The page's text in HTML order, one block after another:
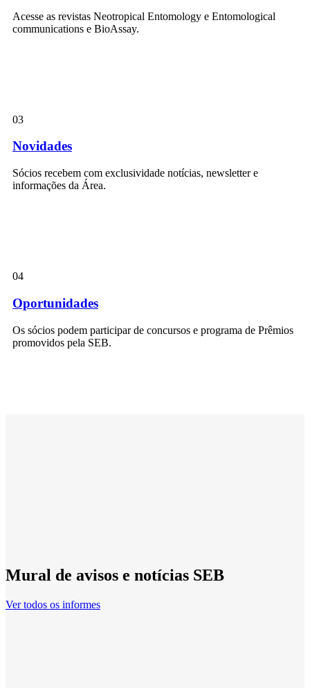
Acesse as revistas Neotropical Entomology e Entomological
communications e BioAssay.
03
Novidades
Sócios recebem com exclusividade notícias, newsletter e
informações da Área.
04
Oportunidades
Os sócios podem participar de concursos e programa de Prêmios
promovidos pela SEB.
Mural de avisos e notícias SEB
Ver todos os informes